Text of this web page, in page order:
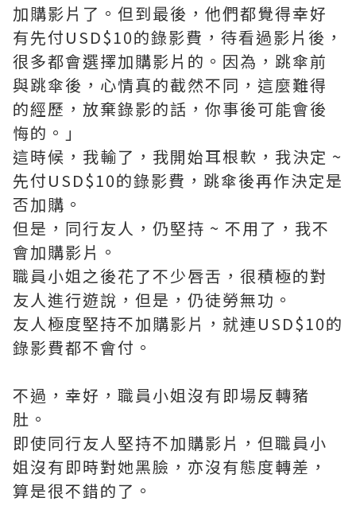
加購影片了。但到最後，他們都覺得幸好
有先付USD$10的錄影費，待看過影片後，
很多都會選擇加購影片的。因為，跳傘前
與跳傘後，心情真的截然不同，這麼難得
的經歷，放棄錄影的話，你事後可能會後
悔的。」
這時候，我輸了，我開始耳根軟，我決定 ~
先付USD$10的錄影費，跳傘後再作決定是
否加購。
但是，同行友人，仍堅持 ~ 不用了，我不
會加購影片。
職員小姐之後花了不少唇舌，很積極的對
友人進行遊說，但是，仍徒勞無功。
友人極度堅持不加購影片，就連USD$10的
錄影費都不會付。
不過，幸好，職員小姐沒有即場反轉豬
肚。
即使同行友人堅持不加購影片，但職員小
姐沒有即時對她黑臉，亦沒有態度轉差，
算是很不錯的了。